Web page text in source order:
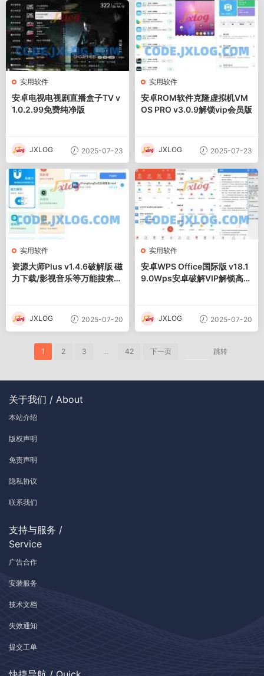
实用软件
安卓电视电视剧直播盒子TV v
1.0.2.99免费纯净版
JXLOG 2025-07-23
实用软件
安卓ROM软件克隆虚拟机VM
OS PRO v3.0.9解锁vip会员版
JXLOG 2025-07-23
实用软件
资源大师Plus v1.4.6破解版 磁
力下载/影视音乐等万能搜索神
JXLOG 2025-07-20
实用软件
安卓WPS Office国际版 v18.1
9.0Wps安卓破解VIP解锁高级
JXLOG 2025-07-20
1 2 3 ... 42 下一页 跳转
关于我们 / About
本站介绍
版权声明
免责声明
隐私协议
联系我们
支持与服务 /
Service
广告合作
安装服务
技术文档
失效通知
提交工单